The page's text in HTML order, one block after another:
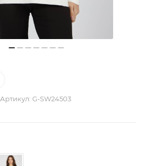
Артикул: G-SW24503